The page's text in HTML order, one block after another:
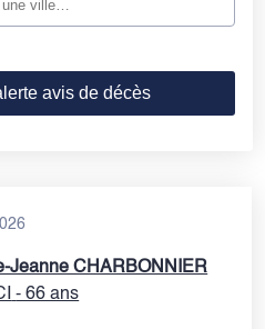
avis de décès
Jeanne CHARBONNIER
- 66 ans